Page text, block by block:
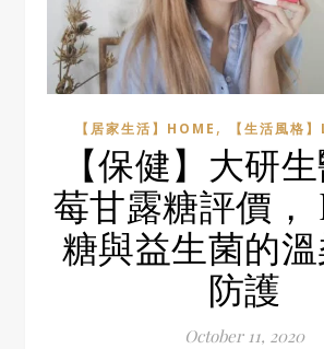
【居家生活】HOME , 【生活風格
【保健】大研
莓甘露糖評價，
糖與益生菌的
防護
October 11, 2020